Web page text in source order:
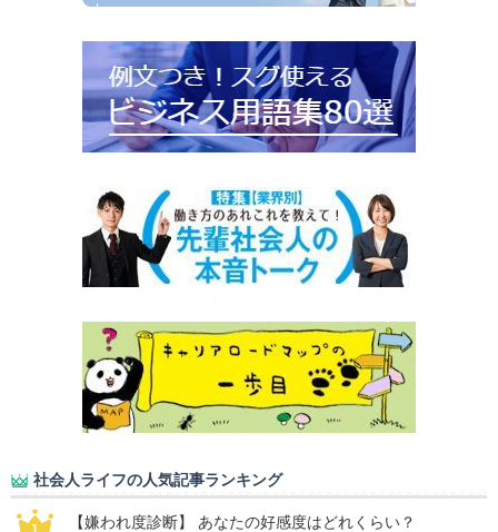
社会人ライフの人気記事ランキング
【嫌われ度診断】 あなたの好感度はどれくらい？